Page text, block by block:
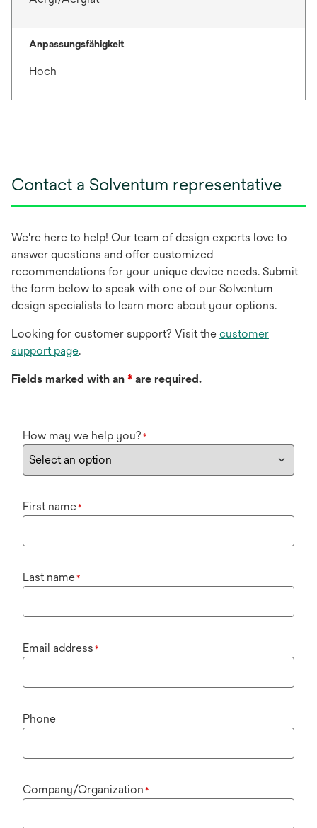
Anpassungsfähigkeit
Hoch
Contact a Solventum representative
We're here to help! Our team of design experts love to
answer questions and offer customized
recommendations for your unique device needs. Submit
the form below to speak with one of our Solventum
design specialists to learn more about your options.
Looking for customer support? Visit the customer
support page.
Fields marked with an * are required.
How may we help you? *
First name*
Last name*
Email address *
Phone
Company/Organization *